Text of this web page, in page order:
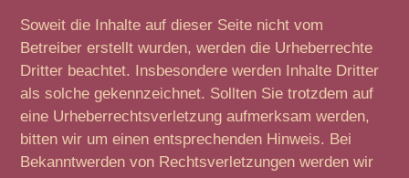
Soweit die Inhalte auf dieser Seite nicht vom
Betreiber erstellt wurden, werden die Urheberrechte
Dritter beachtet. Insbesondere werden Inhalte Dritter
als solche gekennzeichnet. Sollten Sie trotzdem auf
eine Urheberrechtsverletzung aufmerksam werden,
bitten wir um einen entsprechenden Hinweis. Bei
Bekanntwerden von Rechtsverletzungen werden wir